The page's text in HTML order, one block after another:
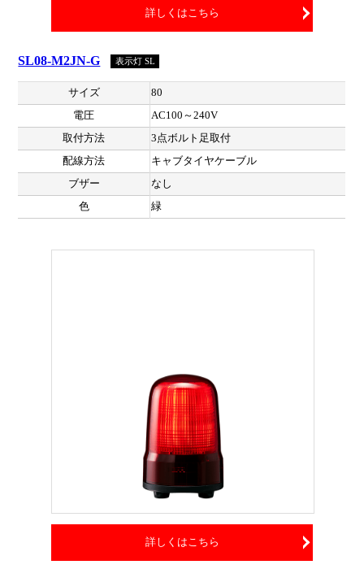
詳しくはこちら
SL08-M2JN-G 表示灯 SL
サイズ
80
電圧
AC100～240V
取付方法
3点ボルト足取付
配線方法
キャブタイヤケーブル
ブザー
なし
色
緑
詳しくはこちら